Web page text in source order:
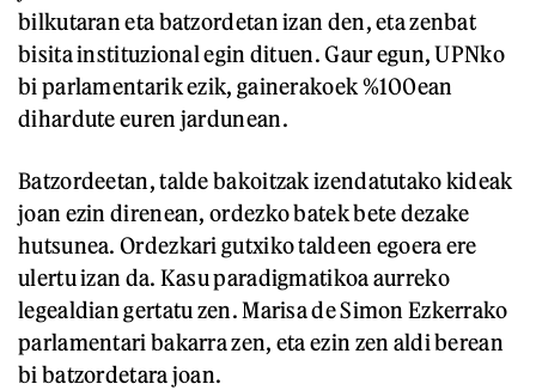
bilkutaran eta batzordetan izan den, eta zenbat
bisita instituzional egin dituen. Gaur egun, UPNko
bi parlamentarik ezik, gainerakoek %100ean
dihardute euren jardunean.
Batzordeetan, talde bakoitzak izendatutako kideak
joan ezin direnean, ordezko batek bete dezake
hutsunea. Ordezkari gutxiko taldeen egoera ere
ulertu izan da. Kasu paradigmatikoa aurreko
legealdian gertatu zen. Marisa de Simon Ezkerrako
parlamentari bakarra zen, eta ezin zen aldi berean
bi batzordetara joan.